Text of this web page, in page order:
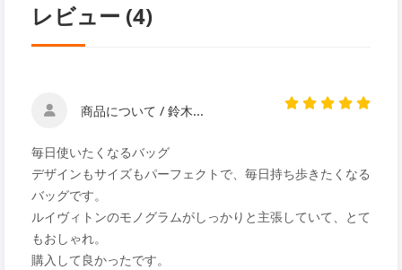
レビュー (4)
商品について / 鈴木...
毎日使いたくなるバッグ
デザインもサイズもパーフェクトで、毎日持ち歩きたくなる
バッグです。
ルイヴィトンのモノグラムがしっかりと主張していて、とて
もおしゃれ。
購入して良かったです。